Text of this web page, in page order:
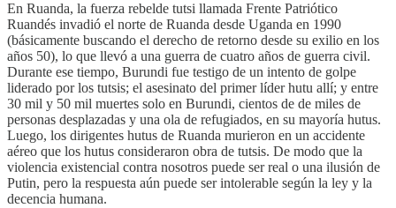
En Ruanda, la fuerza rebelde tutsi llamada Frente Patriótico
Ruandés invadió el norte de Ruanda desde Uganda en 1990
(básicamente buscando el derecho de retorno desde su exilio en los
años 50), lo que llevó a una guerra de cuatro años de guerra civil.
Durante ese tiempo, Burundi fue testigo de un intento de golpe
liderado por los tutsis; el asesinato del primer líder hutu allí; y entre
30 mil y 50 mil muertes solo en Burundi, cientos de de miles de
personas desplazadas y una ola de refugiados, en su mayoría hutus.
Luego, los dirigentes hutus de Ruanda murieron en un accidente
aéreo que los hutus consideraron obra de tutsis. De modo que la
violencia existencial contra nosotros puede ser real o una ilusión de
Putin, pero la respuesta aún puede ser intolerable según la ley y la
decencia humana.